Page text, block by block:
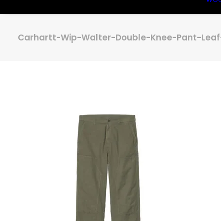
Carhartt-Wip-Walter-Double-Knee-Pant-